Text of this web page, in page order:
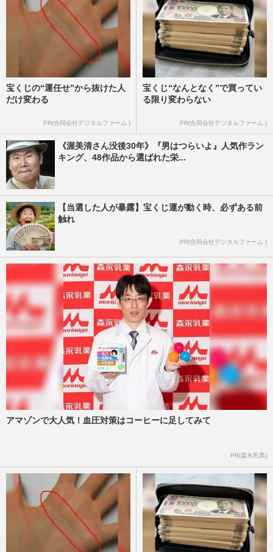
宝くじの“運任せ”から抜けた人
だけ変わる
PR(合同会社デジタルファーム )
宝くじ“なんとなく”で買ってい
る限り変わらない
PR(合同会社デジタルファーム )
《渥美清さん没後30年》『男はつらいよ』人気作ラン
キング、48作品から選ばれた栄...
【当選した人が暴露】宝くじ運が動く時、必ずある前
触れ
PR(合同会社デジタルファーム )
アマゾンで大人気！血圧対策はコーヒーに足してみて
PR(森永乳業)